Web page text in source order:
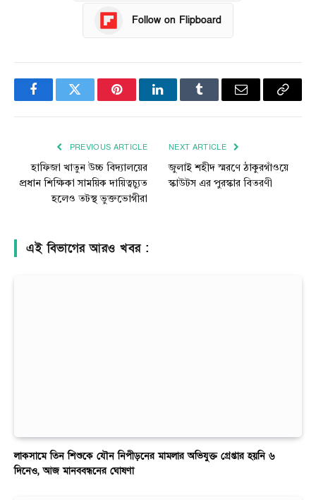
Follow on Flipboard
FacebookTwitter PinterestLinkedInTumblr Email
Copy
PREVIOUS ARTICLE
হাফিজা খাতুন উচ্চ বিদ্যালয়ের
প্রধান শিক্ষিকা সাময়িক দায়িত্বচ্যুত
হলেও তটস্থ ভুক্তভোগীরা
NEXT ARTICLE
জুলাই শহীদ স্মরণে ঠাকুরগাঁওয়ে
স্কাউটস এর পুরস্কার বিতরণী
এই বিভাগের আরও খবর :
লাকসামে তিন শিশুকে যৌন নিপীড়নের মামলার অভিযুক্ত গ্রেপ্তার হয়নি ৬
দিনেও, আজ মানববন্ধনের ঘোষণা